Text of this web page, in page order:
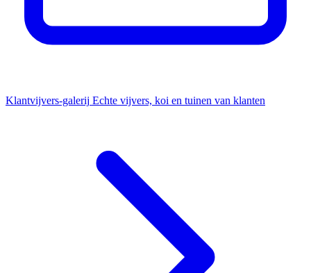
Klantvijvers-galerij Echte vijvers, koi en tuinen van klanten